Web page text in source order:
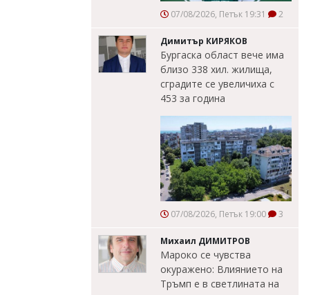
07/08/2026, Петък 19:31 2
Димитър КИРЯКОВ
Бургаска област вече има
близо 338 хил. жилища,
сградите се увеличиха с
453 за година
07/08/2026, Петък 19:00 3
Михаил ДИМИТРОВ
Мароко се чувства
окуражено: Влиянието на
Тръмп е в светлината на